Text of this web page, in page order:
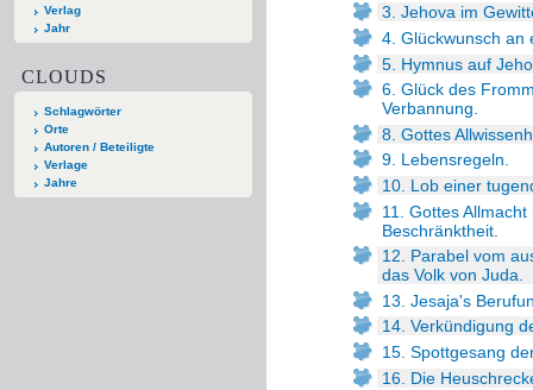
Verlag
Jahr
CLOUDS
Schlagwörter
Orte
Autoren / Beteiligte
Verlage
Jahre
3. Jehova im
4. Glückwunsch an
5. Hymnus auf
6. Glück des
Verbannung.
8. Gottes
9. Lebensregeln.
10. Lob einer
11. Gottes
Beschränktheit.
12. Parabel vom
das Volk von Juda.
13. Jesaja's
14. Verkündigung
15. Spottgesang
16. Die